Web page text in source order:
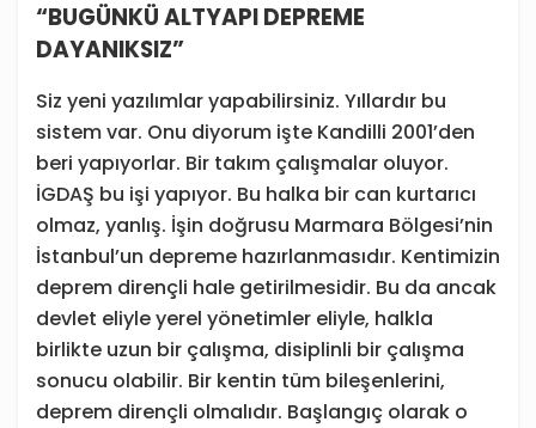
“BUGÜNKÜ ALTYAPI DEPREME
DAYANIKSIZ”
Siz yeni yazılımlar yapabilirsiniz. Yıllardır bu
sistem var. Onu diyorum işte Kandilli 2001’den
beri yapıyorlar. Bir takım çalışmalar oluyor.
İGDAŞ bu işi yapıyor. Bu halka bir can kurtarıcı
olmaz, yanlış. İşin doğrusu Marmara Bölgesi’nin
İstanbul’un depreme hazırlanmasıdır. Kentimizin
deprem dirençli hale getirilmesidir. Bu da ancak
devlet eliyle yerel yönetimler eliyle, halkla
birlikte uzun bir çalışma, disiplinli bir çalışma
sonucu olabilir. Bir kentin tüm bileşenlerini,
deprem dirençli olmalıdır. Başlangıç olarak o